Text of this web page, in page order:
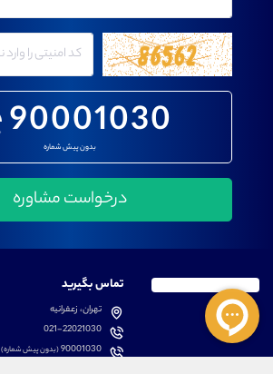
90001030
بدون پیش شماره
تماس بگیرید
تهران، زعفرانیه
021-22021030
90001030(بدون پیش شماره)